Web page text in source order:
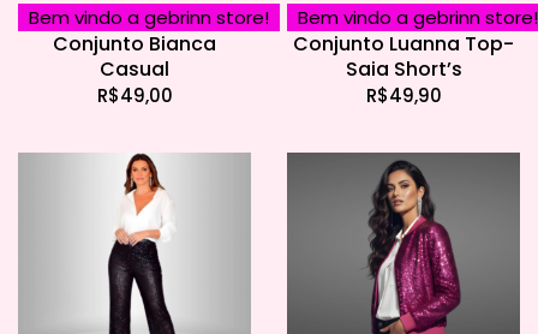
Bem vindo a gebrinn store!
Conjunto Bianca
Casual
R$49,00
Bem vindo a gebrinn store!
Conjunto Luanna Top-
Saia Short’s
R$49,90